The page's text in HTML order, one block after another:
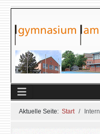
Aktuelle Seite: Start Intern